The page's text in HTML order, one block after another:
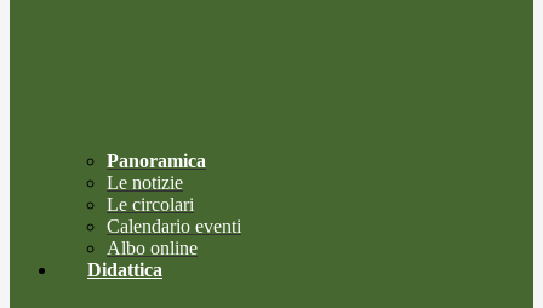
Panoramica
Le notizie
Le circolari
Calendario eventi
Albo online
Didattica